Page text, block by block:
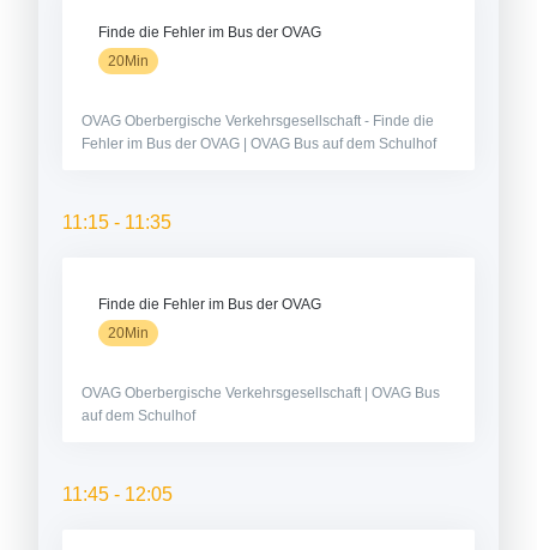
Finde die Fehler im Bus der OVAG
20Min
OVAG Oberbergische Verkehrsgesellschaft - Finde die
Fehler im Bus der OVAG | OVAG Bus auf dem Schulhof
11:15 - 11:35
Finde die Fehler im Bus der OVAG
20Min
OVAG Oberbergische Verkehrsgesellschaft | OVAG Bus
auf dem Schulhof
11:45 - 12:05